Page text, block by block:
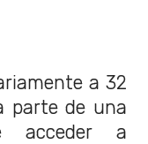
a 32
parte de una
acceder a